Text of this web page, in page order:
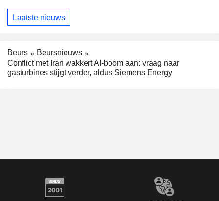
Laatste nieuws
Beurs
Beursnieuws
Conflict met Iran wakkert AI-boom aan: vraag naar
gasturbines stijgt verder, aldus Siemens Energy